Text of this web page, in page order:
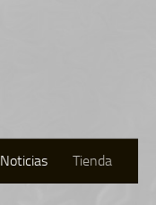
Noticias Tienda